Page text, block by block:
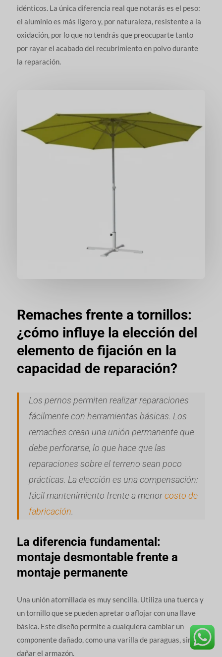
idénticos. La única diferencia real que notarás es el peso:
el aluminio es más ligero y, por naturaleza, resistente a la
oxidación, por lo que no tendrás que preocuparte tanto
por rayar el acabado del recubrimiento en polvo durante
la reparación.
Remaches frente a tornillos:
¿cómo influye la elección del
elemento de fijación en la
capacidad de reparación?
Los pernos permiten realizar reparaciones
fácilmente con herramientas básicas. Los
remaches crean una unión permanente que
debe perforarse, lo que hace que las
reparaciones sobre el terreno sean poco
prácticas. La elección es una compensación:
fácil mantenimiento frente a menorcosto de
fabricación.
La diferencia fundamental:
montaje desmontable frente a
montaje permanente
Una unión atornillada es muy sencilla. Utiliza una tuerca y
un tornillo que se pueden apretar o aflojar con una llave
básica. Este diseño permite a cualquiera cambiar un
componente dañado, como una varilla de paraguas, sin
dañar el armazón.